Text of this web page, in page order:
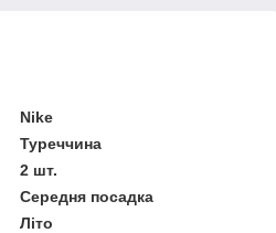
Nike
Туреччина
2 шт.
Середня посадка
Літо